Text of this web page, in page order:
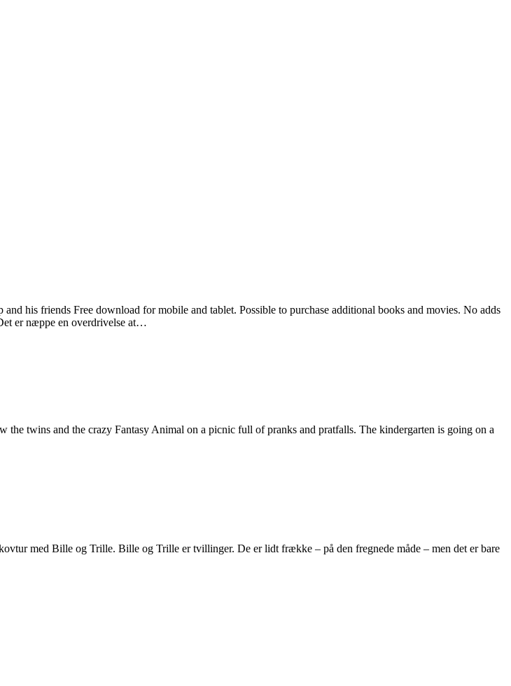
his friends Free download for mobile and tablet. Possible to purchase additional books and movies. No adds
er næppe en overdrivelse at…
twins and the crazy Fantasy Animal on a picnic full of pranks and pratfalls. The kindergarten is going on a
med Bille og Trille. Bille og Trille er tvillinger. De er lidt frække – på den fregnede måde – men det er bare